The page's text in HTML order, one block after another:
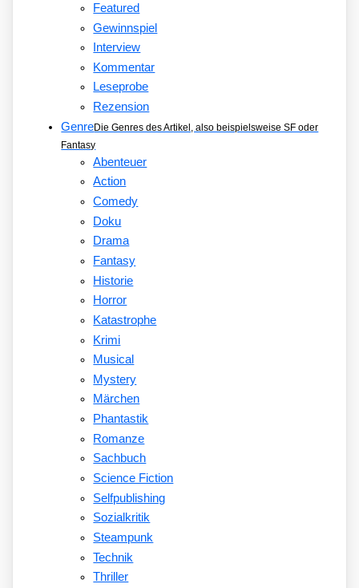
Featured
Gewinnspiel
Interview
Kommentar
Leseprobe
Rezension
GenreDie Genres des Artikel, also beispielsweise SF oder
Fantasy
Abenteuer
Action
Comedy
Doku
Drama
Fantasy
Historie
Horror
Katastrophe
Krimi
Musical
Mystery
Märchen
Phantastik
Romanze
Sachbuch
Science Fiction
Selfpublishing
Sozialkritik
Steampunk
Technik
Thriller